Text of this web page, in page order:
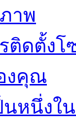
าพ
ติดตั้ง
งคุณ
ป็นหนึ่ง